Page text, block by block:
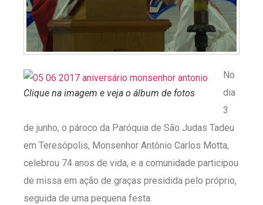
Clique na imagem e veja o álbum de fotos
No
dia
3
de junho, o pároco da Paróquia de São Judas Tadeu
em Teresópolis, Monsenhor Antônio Carlos Motta,
celebrou 74 anos de vida, e a comunidade participou
de missa em ação de graças presidida pelo próprio,
seguida de uma pequena festa.